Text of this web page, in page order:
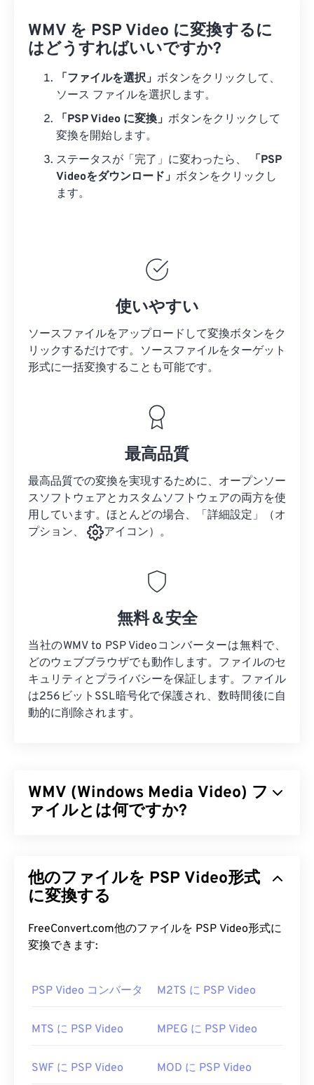
WMV を PSP Video に変換するに
はどうすればいいですか?
「ファイルを選択」 ボタンをクリックして、
ソース ファイルを選択します。
「PSP Video に変換」 ボタンをクリックして
変換を開始します。
ステータスが「完了」に変わったら、
「PSP
Videoをダウンロード」 ボタンをクリックし
ます。
使いやすい
ソースファイルをアップロードして変換ボタンをク
リックするだけです。 ソースファイルをターゲット
形式に一括変換することも可能です。
最高品質
最高品質での変換を実現するために、オープンソー
スソフトウェアとカスタムソフトウェアの両方を使
用しています。ほとんどの場合、「詳細設定」（オ
プション、
アイコン）。
無料＆安全
当社のWMV to PSP Videoコンバーターは無料で、
どのウェブブラウザでも動作します。ファイルのセ
キュリティとプライバシーを保証します。ファイル
は256ビットSSL暗号化で保護され、数時間後に自
動的に削除されます。
WMV (Windows Media Video) フ
ァイルとは何ですか?
ァイルサイズを圧縮することで、ビデオの画質を維
持しながら管理しやすいファイル形式を実現しま
Format（ASF）と呼ばれるデジタルコンテナ形式
によくカプセル化されます。
ればいいですか?
ほとんどのメディアプレーヤーはWMV（および
WMVファイルを開くのに最適なプレーヤーは
Microsoft Windows Media Player
他のファイルを PSP Video形式
に変換する
FreeConvert.com他のファイルを PSP Video形式に
変換できます:
PSP Video コンバータ M2TS に PSP Video
MTS に PSP Video MPEG に PSP Video
SWF に PSP Video MOD に PSP Video